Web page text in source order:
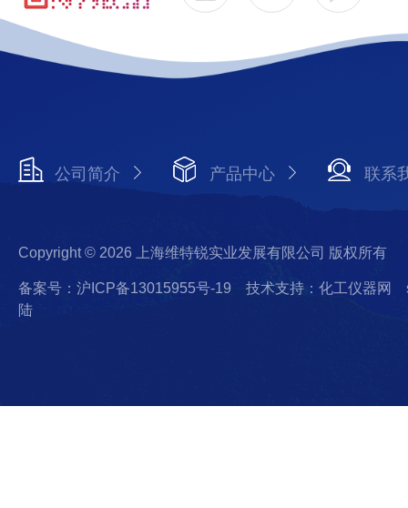
公司简介 产品中心 联系
Copyright © 2026 上海维特锐实业发展有限公司 版权所有
备案号：沪ICP备13015955号-19 技术支持：化工仪器网
陆